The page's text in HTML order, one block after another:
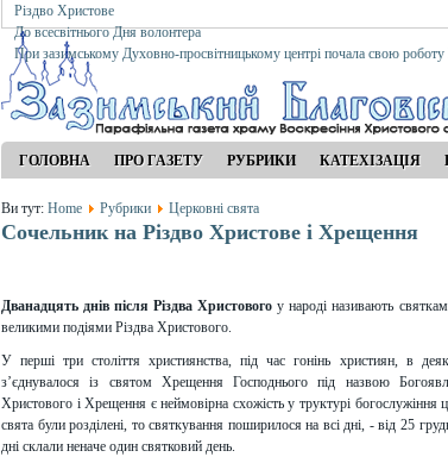
Різдво Христове
До всесвітнього Дня волонтера
При зазимському Духовно-просвітницькому центрі почала свою
ГОЛОВНА ПРО ГАЗЕТУ РУБРИКИ КАТЕХІЗАЦІЯ
Ви тут: Home Рубрики Церковні свята
Сочельник на Різдво Христове і Хрещення
Дванадцять днів після Різдва Христового у народі називають
великими подіями Різдва Христового.
У перші три століття християнства, під час гонінь християн, в
з’єднувалося із святом Хрещення Господнього під назвою
Христового і Хрещення є неймовірна схожість у труктурі
свята були розділені, то святкування поширилося на всі дні, - від 25
дні склали неначе один святковий день.